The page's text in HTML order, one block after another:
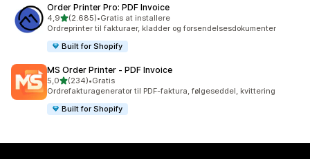
Order Printer Pro: PDF Invoice
4,9ud af 5 stjerner
(2.685)
2685 anmeldelser i alt
•Gratis at installere
Ordreprinter til fakturaer, kladder og forsendelsesdokumenter
Built for Shopify
MS Order Printer ‑ PDF Invoice
5,0ud af 5 stjerner
(234)
234 anmeldelser i alt
•Gratis
Ordrefakturagenerator til PDF-faktura, følgeseddel, kvittering
Built for Shopify